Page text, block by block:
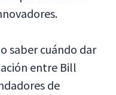
saber cuándo dar
entre Bill
de